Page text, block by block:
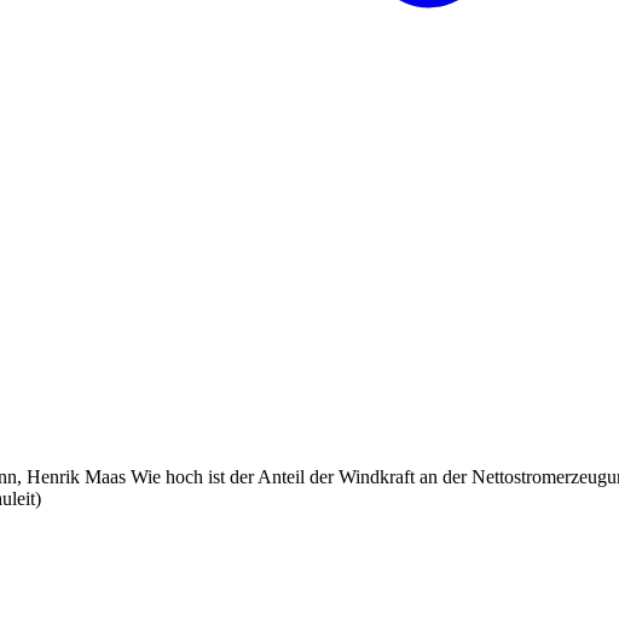
Henrik Maas Wie hoch ist der Anteil der Windkraft an der